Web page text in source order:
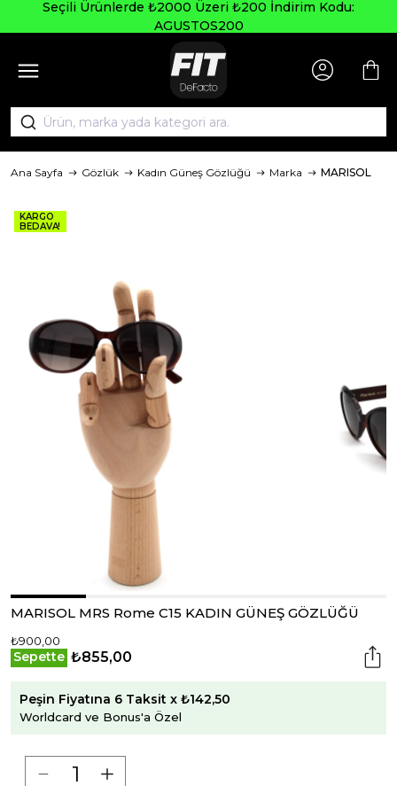
Seçili Ürünlerde ₺2000 Üzeri ₺200 İndirim Kodu:
AGUSTOS200
Ana Sayfa Gözlük Kadın Güneş Gözlüğü Marka MARISOL
KARGO
BEDAVA!
MARISOL MRS Rome C15 KADIN GÜNEŞ GÖZLÜĞÜ
₺900,00
Sepette ₺855,00
Peşin Fiyatına 6 Taksit x ₺142,50
Worldcard ve Bonus'a Özel